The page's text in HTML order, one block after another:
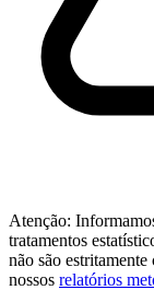
Atenção:
tratamentos
não são
nossos relatórios